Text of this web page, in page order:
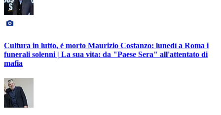
Cultura in lutto, è morto Maurizio Costanzo: lunedì a Roma i
funerali solenni | La sua vita: da "Paese Sera" all'attentato di
mafia